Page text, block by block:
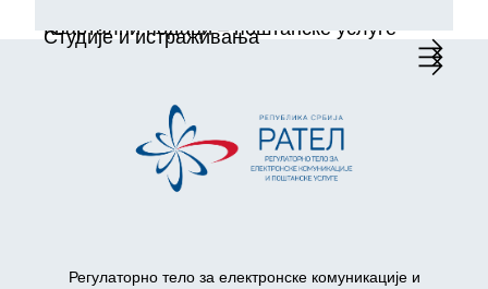
Квартални подаци – поштанске услуге
Студије и истраживања
Регулаторно тело за електронске комуникације и